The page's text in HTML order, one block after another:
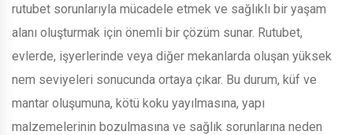
rutubet sorunlarıyla mücadele etmek ve sağlıklı bir yaşam
alanı oluşturmak için önemli bir çözüm sunar. Rutubet,
evlerde, işyerlerinde veya diğer mekanlarda oluşan yüksek
nem seviyeleri sonucunda ortaya çıkar. Bu durum, küf ve
mantar oluşumuna, kötü koku yayılmasına, yapı
malzemelerinin bozulmasına ve sağlık sorunlarına neden